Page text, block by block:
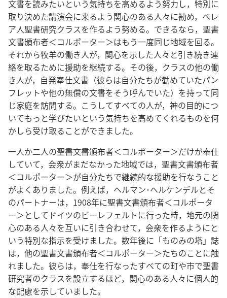
文書を読みたいという気持ちを高めるよう努力し，特別に
取り決めた講演会に来るよう関心のある人々に勧め，ベレ
ア人聖書研究クラスを作るよう努める。できるなら，聖書
文書頒布者＜コルポーター＞はもう一度同じ地域を回る。
それから牧羊の働き人が，関心を示した人々と引き続き連
絡を取るために援助を継続する。その後，クラスの他の働
き人が，自発奉仕文書（彼らは自分たちが勧めていたパン
フレットや他の無償の文書をそう呼んでいた）を持って同
じ家庭を訪問する。こうしてすべての人が，神の目的につ
いてもっと学びたいという気持ちを高めてくれるものを何
かしら受け取ることができました。
一人か二人の聖書文書頒布者＜コルポーター＞だけが奉仕
していて，会衆がまだなかった地域では，聖書文書頒布者
＜コルポーター＞が自分たちで継続的な援助を行なうこと
がよくありました。例えば，ヘルマン･ヘルケンデルとそ
のパートナーは，1908年に聖書文書頒布者＜コルポータ
ー＞としてドイツのビーレフェルトに行った時，地元の関
心のある人々を互いに引き合わせて，会衆を作るようにと
いう特別な指示を受けました。数年後に「ものみの塔」誌
は，他の聖書文書頒布者＜コルポーター＞たちのことに触
れました。彼らは，奉仕を行なったすべての町や市で聖書
研究者のクラスを設立するほど，関心のある人々に個人的
な配慮を示していました。